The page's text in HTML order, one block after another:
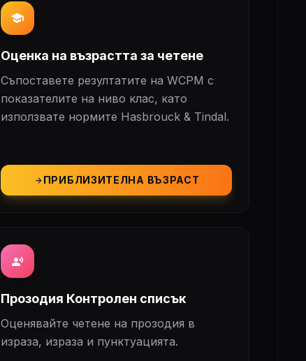
school
Оценка на възрастта за четене
Съпоставете резултатите на WCPM с
показателите на ниво клас, като
използвате нормите Hasbrouck & Tindal.
arrow_forwardПРИБЛИЗИТЕЛНА ВЪЗРАСТ
record_voice_over
Прозодия Контролен списък
Оценявайте четене на прозодия в
израза, израза и пунктуацията.